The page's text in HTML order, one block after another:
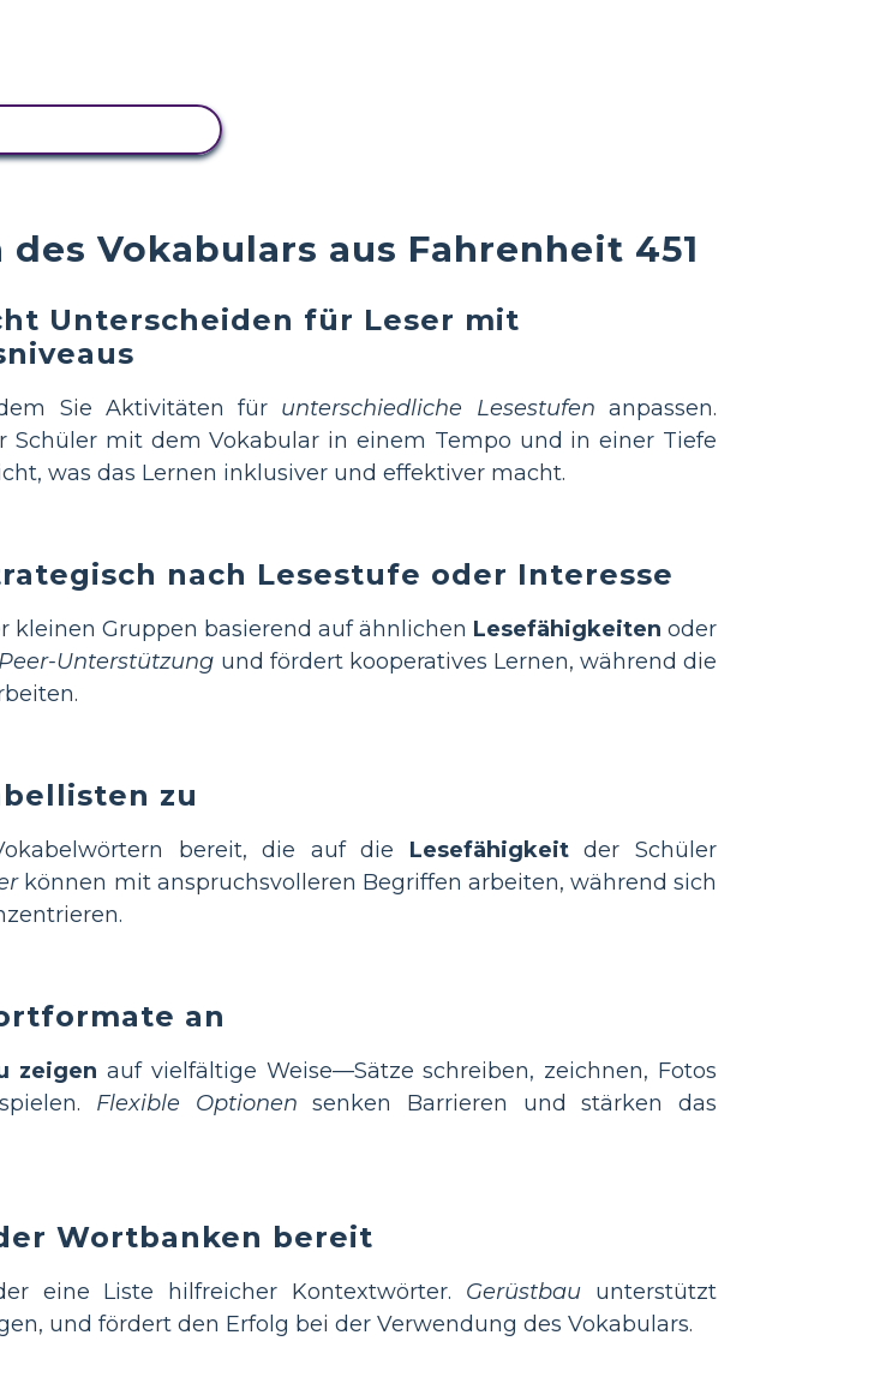
Vokabulars aus Fahrenheit 451
Unterscheiden für Leser mit
Sie Aktivitäten für unterschiedliche Lesestufen anpassen.
Schüler mit dem Vokabular in einem Tempo und in einer Tiefe
was das Lernen inklusiver und effektiver macht.
nach Lesestufe oder Interesse
kleinen Gruppen basierend auf ähnlichen Lesefähigkeiten oder
Peer-Unterstützung und fördert kooperatives Lernen, während die
zu
bereit, die auf die Lesefähigkeitder Schüler
können mit anspruchsvolleren Begriffen arbeiten, während sich
an
zeigen auf vielfältige Weise—Sätze schreiben, zeichnen, Fotos
Flexible Optionen senken Barrieren und stärken das
Wortbanken bereit
eine Liste hilfreicher Kontextwörter. Gerüstbau unterstützt
und fördert den Erfolg bei der Verwendung des Vokabulars.